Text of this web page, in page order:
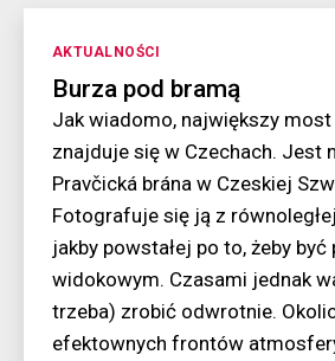
Kategorie
AKTUALNOŚCI
Burza pod bramą
Jak wiadomo, największy most
znajduje się w Czechach. Jest
Pravčická brána w Czeskiej
Fotografuje się ją z
jakby powstałej po to, żeby być
widokowym. Czasami jednak
trzeba) zrobić odwrotnie.
efektownych frontów